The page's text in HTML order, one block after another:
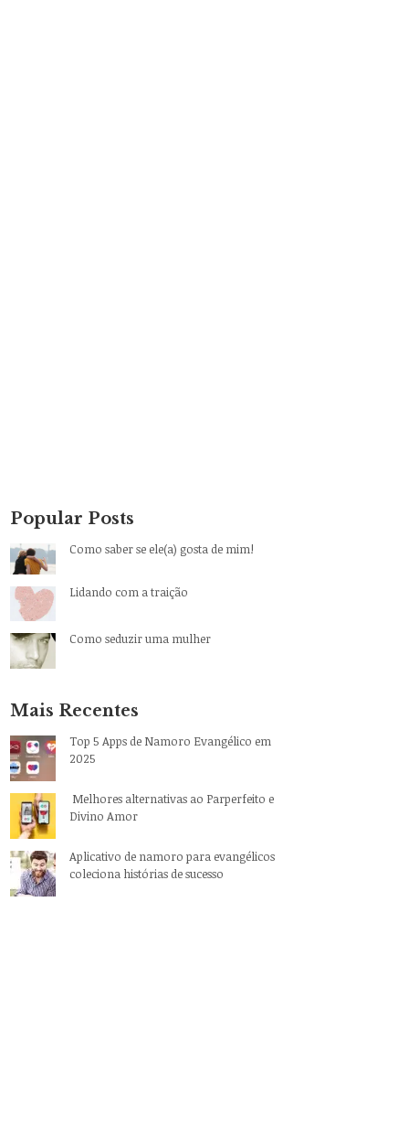
Popular Posts
Como saber se ele(a) gosta de mim!
Lidando com a traição
Como seduzir uma mulher
Mais Recentes
Top 5 Apps de Namoro Evangélico em
2025
Melhores alternativas ao Parperfeito e
Divino Amor
Aplicativo de namoro para evangélicos
coleciona histórias de sucesso